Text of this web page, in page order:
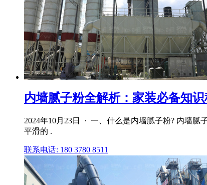
内墙腻子粉全解析：家装必备知
2024年10月23日 · 一、什么是内墙腻子粉? 内墙
平滑的 .
联系电话: 180 3780 8511